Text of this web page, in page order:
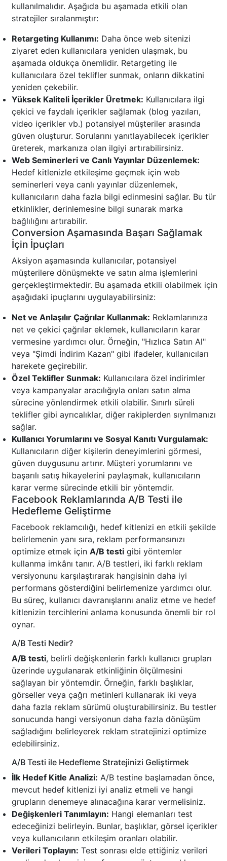
kullanılmalıdır. Aşağıda bu aşamada etkili olan
stratejiler sıralanmıştır:
Retargeting Kullanımı: Daha önce web sitenizi
ziyaret eden kullanıcılara yeniden ulaşmak, bu
aşamada oldukça önemlidir. Retargeting ile
kullanıcılara özel teklifler sunmak, onların dikkatini
yeniden çekebilir.
Yüksek Kaliteli İçerikler Üretmek: Kullanıcılara ilgi
çekici ve faydalı içerikler sağlamak (blog yazıları,
video içerikler vb.) potansiyel müşteriler arasında
güven oluşturur. Sorularını yanıtlayabilecek içerikler
üreterek, markanıza olan ilgiyi artırabilirsiniz.
Web Seminerleri ve Canlı Yayınlar Düzenlemek:
Hedef kitlenizle etkileşime geçmek için web
seminerleri veya canlı yayınlar düzenlemek,
kullanıcıların daha fazla bilgi edinmesini sağlar. Bu tür
etkinlikler, derinlemesine bilgi sunarak marka
bağlılığını artırabilir.
Conversion Aşamasında Başarı Sağlamak
İçin İpuçları
Aksiyon aşamasında kullanıcılar, potansiyel
müşterilere dönüşmekte ve satın alma işlemlerini
gerçekleştirmektedir. Bu aşamada etkili olabilmek için
aşağıdaki ipuçlarını uygulayabilirsiniz:
Net ve Anlaşılır Çağrılar Kullanmak: Reklamlarınıza
net ve çekici çağrılar eklemek, kullanıcıların karar
vermesine yardımcı olur. Örneğin, "Hızlıca Satın Al"
veya "Şimdi İndirim Kazan" gibi ifadeler, kullanıcıları
harekete geçirebilir.
Özel Teklifler Sunmak: Kullanıcılara özel indirimler
veya kampanyalar aracılığıyla onları satın alma
sürecine yönlendirmek etkili olabilir. Sınırlı süreli
teklifler gibi ayrıcalıklar, diğer rakiplerden sıyrılmanızı
sağlar.
Kullanıcı Yorumlarını ve Sosyal Kanıtı Vurgulamak:
Kullanıcıların diğer kişilerin deneyimlerini görmesi,
güven duygusunu artırır. Müşteri yorumlarını ve
başarılı satış hikayelerini paylaşmak, kullanıcıların
karar verme sürecinde etkili bir yöntemdir.
Facebook Reklamlarında A/B Testi ile
Hedefleme Geliştirme
Facebook reklamcılığı, hedef kitlenizi en etkili şekilde
belirlemenin yanı sıra, reklam performansınızı
optimize etmek için A/B testi gibi yöntemler
kullanma imkânı tanır. A/B testleri, iki farklı reklam
versiyonunu karşılaştırarak hangisinin daha iyi
performans gösterdiğini belirlemenize yardımcı olur.
Bu süreç, kullanıcı davranışlarını analiz etme ve hedef
kitlenizin tercihlerini anlama konusunda önemli bir rol
oynar.
A/B Testi Nedir?
A/B testi, belirli değişkenlerin farklı kullanıcı grupları
üzerinde uygulanarak etkinliğinin ölçülmesini
sağlayan bir yöntemdir. Örneğin, farklı başlıklar,
görseller veya çağrı metinleri kullanarak iki veya
daha fazla reklam sürümü oluşturabilirsiniz. Bu testler
sonucunda hangi versiyonun daha fazla dönüşüm
sağladığını belirleyerek reklam stratejinizi optimize
edebilirsiniz.
A/B Testi ile Hedefleme Stratejinizi Geliştirmek
İlk Hedef Kitle Analizi: A/B testine başlamadan önce,
mevcut hedef kitlenizi iyi analiz etmeli ve hangi
grupların denemeye alınacağına karar vermelisiniz.
Değişkenleri Tanımlayın: Hangi elemanları test
edeceğinizi belirleyin. Bunlar, başlıklar, görsel içerikler
veya kullanıcıların etkileşim oranları olabilir.
Verileri Toplayın: Test sonrası elde ettiğiniz verileri